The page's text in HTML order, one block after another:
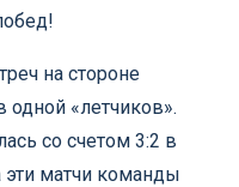
на стороне
одной «летчиков».
со счетом 3:2 в
эти матчи команды